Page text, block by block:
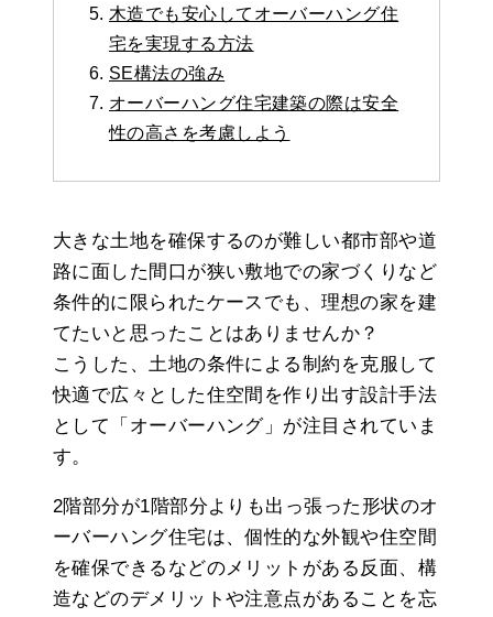
木造でも安心してオーバーハング住
宅を実現する方法
SE構法の強み
オーバーハング住宅建築の際は安全
性の高さを考慮しよう
大きな土地を確保するのが難しい都市部や道
路に面した間口が狭い敷地での家づくりなど
条件的に限られたケースでも、理想の家を建
てたいと思ったことはありませんか？
こうした、土地の条件による制約を克服して
快適で広々とした住空間を作り出す設計手法
として「オーバーハング」が注目されていま
す。
2階部分が1階部分よりも出っ張った形状のオ
ーバーハング住宅は、個性的な外観や住空間
を確保できるなどのメリットがある反面、構
造などのデメリットや注意点があることを忘